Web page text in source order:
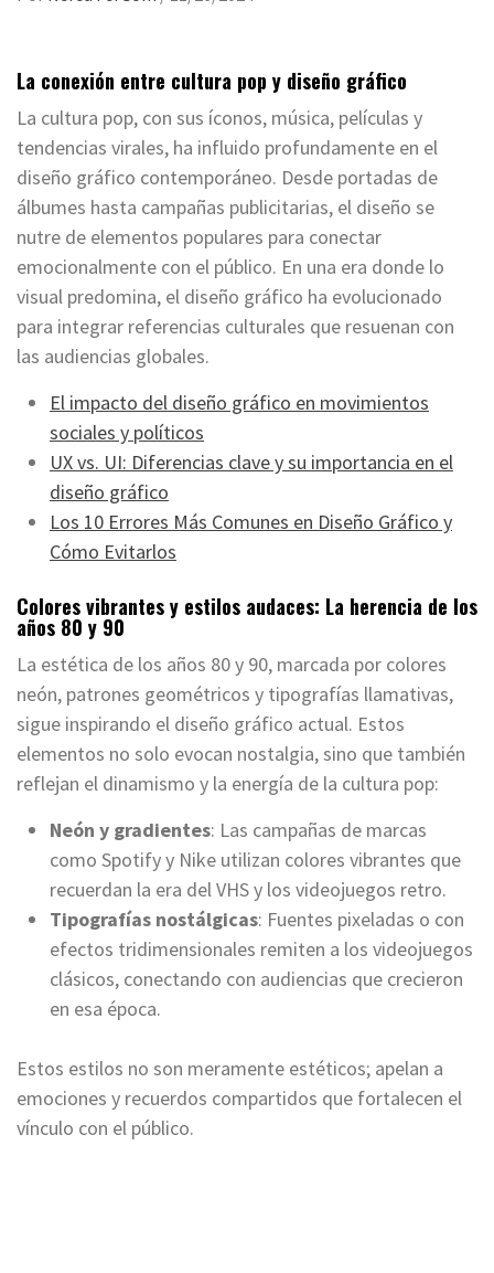
La conexión entre cultura pop y diseño gráfico
La cultura pop, con sus íconos, música, películas y
tendencias virales, ha influido profundamente en el
diseño gráfico contemporáneo. Desde portadas de
álbumes hasta campañas publicitarias, el diseño se
nutre de elementos populares para conectar
emocionalmente con el público. En una era donde lo
visual predomina, el diseño gráfico ha evolucionado
para integrar referencias culturales que resuenan con
las audiencias globales.
El impacto del diseño gráfico en movimientos
sociales y políticos
UX vs. UI: Diferencias clave y su importancia en el
diseño gráfico
Los 10 Errores Más Comunes en Diseño Gráfico y
Cómo Evitarlos
Colores vibrantes y estilos audaces: La herencia de los
años 80 y 90
La estética de los años 80 y 90, marcada por colores
neón, patrones geométricos y tipografías llamativas,
sigue inspirando el diseño gráfico actual. Estos
elementos no solo evocan nostalgia, sino que también
reflejan el dinamismo y la energía de la cultura pop:
Neón y gradientes: Las campañas de marcas
como Spotify y Nike utilizan colores vibrantes que
recuerdan la era del VHS y los videojuegos retro.
Tipografías nostálgicas: Fuentes pixeladas o con
efectos tridimensionales remiten a los videojuegos
clásicos, conectando con audiencias que crecieron
en esa época.
Estos estilos no son meramente estéticos; apelan a
emociones y recuerdos compartidos que fortalecen el
vínculo con el público.